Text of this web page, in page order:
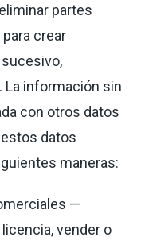
partes
crear
La información sin
con otros datos
datos
maneras:
—
vender o